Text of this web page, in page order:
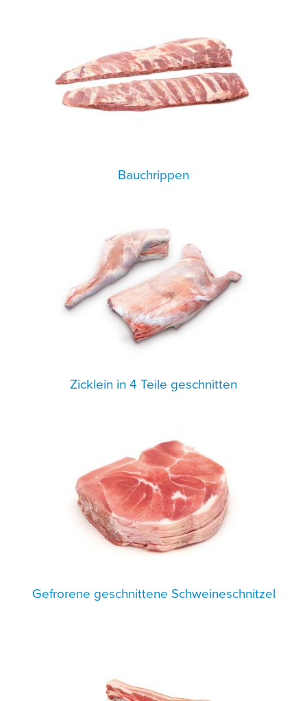
Bauchrippen
Zicklein in 4 Teile geschnitten
Gefrorene geschnittene Schweineschnitzel